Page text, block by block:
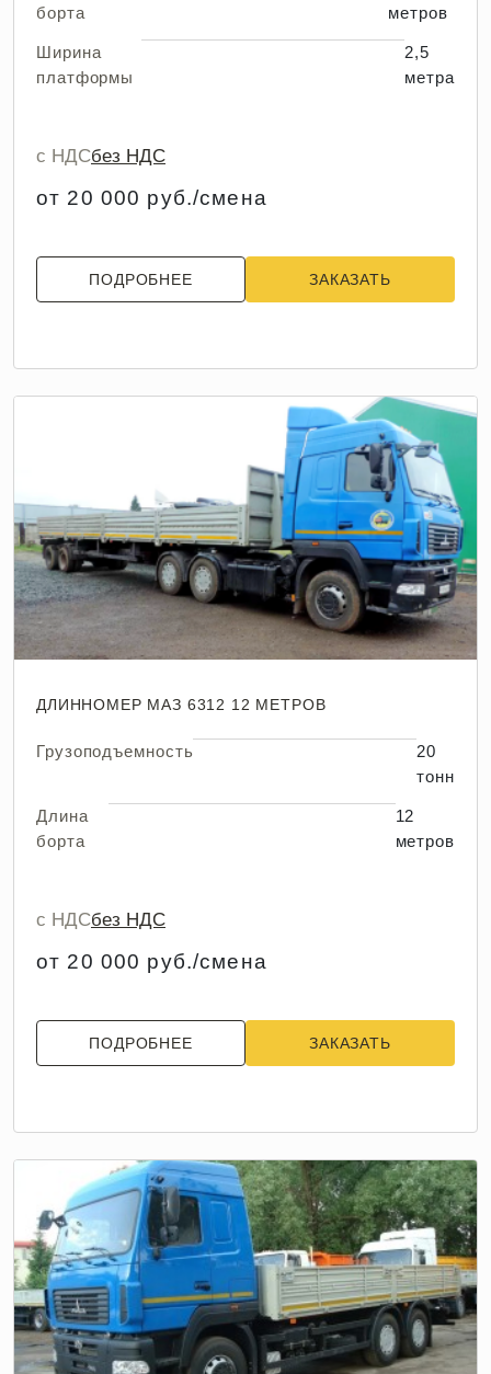
борта
метров
Ширина
платформы
2,5
метра
с НДСбез НДС
от 20 000 руб./смена
ПОДРОБНЕЕ ЗАКАЗАТЬ
ДЛИННОМЕР МАЗ 6312 12 МЕТРОВ
Грузоподъемность
20
тонн
Длина
борта
12
метров
с НДСбез НДС
от 20 000 руб./смена
ПОДРОБНЕЕ ЗАКАЗАТЬ